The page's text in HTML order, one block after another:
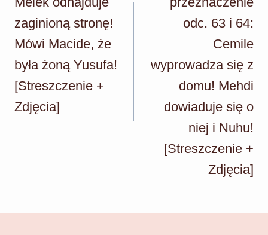
zaginioną stronę!
Mówi Macide, że
była żoną Yusufa!
[Streszczenie +
Zdjęcia]
odc. 63 i 64:
Cemile
wyprowadza się z
domu! Mehdi
dowiaduje się o
niej i Nuhu!
[Streszczenie +
Zdjęcia]